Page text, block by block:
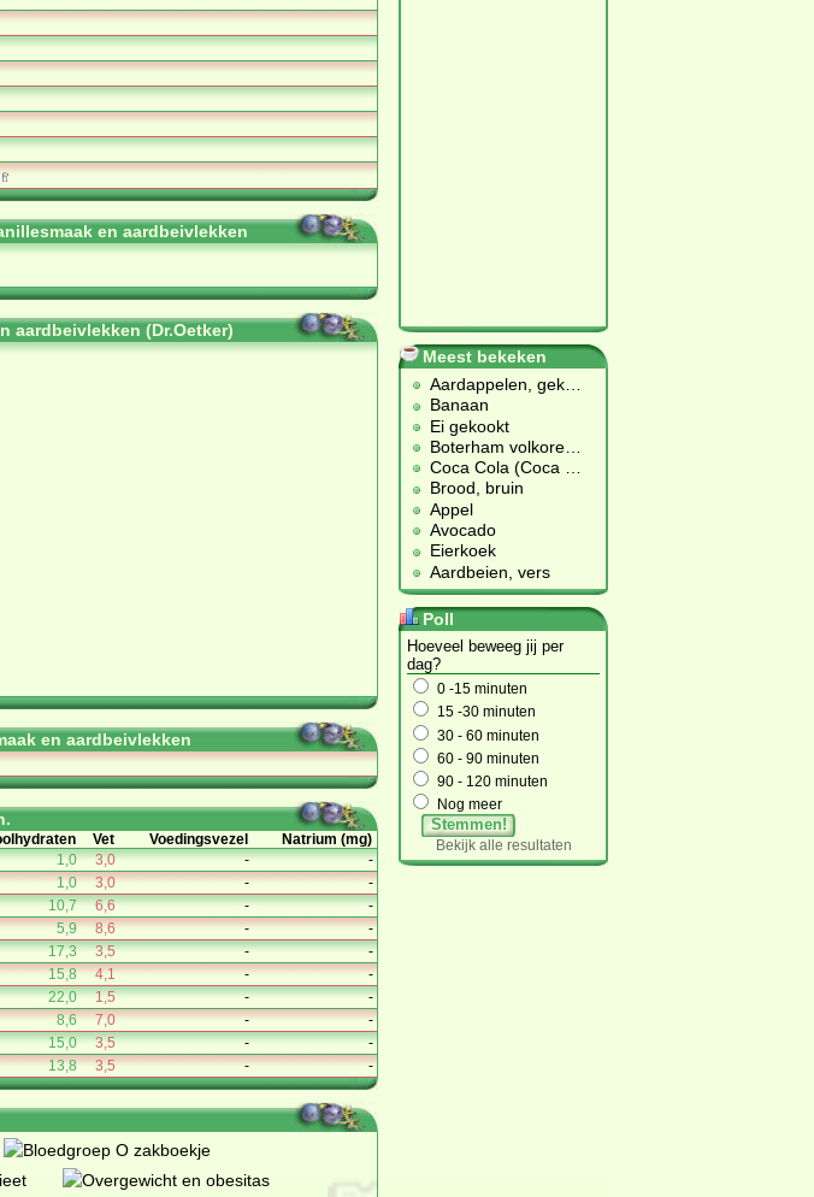
en aardbeivlekken
aardbeivlekken (Dr.Oetker)
en aardbeivlekken
Vet Voedingsvezel
Natrium (mg)
1,0 3,0 -
-
1,0 3,0 -
-
10,7 6,6 -
-
5,9 8,6 -
-
17,3 3,5 -
-
15,8 4,1 -
-
22,0 1,5 -
-
8,6 7,0 -
-
15,0 3,5 -
-
13,8 3,5 - -
Meest bekeken
Aardappelen, gek
Banaan
Ei gekookt
Boterham volkore
Coca Cola (Coca
Brood, bruin
Appel
Avocado
Eierkoek
Aardbeien, vers
Poll
Hoeveel beweeg jij per
dag?
0 -15 minuten
15 -30 minuten
30 - 60 minuten
60 - 90 minuten
90 - 120 minuten
Nog meer
Stemmen!
Bekijk alle resultaten